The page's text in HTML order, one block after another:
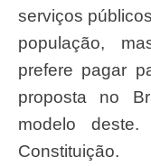
serviços
população,
prefere pagar
proposta no
modelo
Constituição.